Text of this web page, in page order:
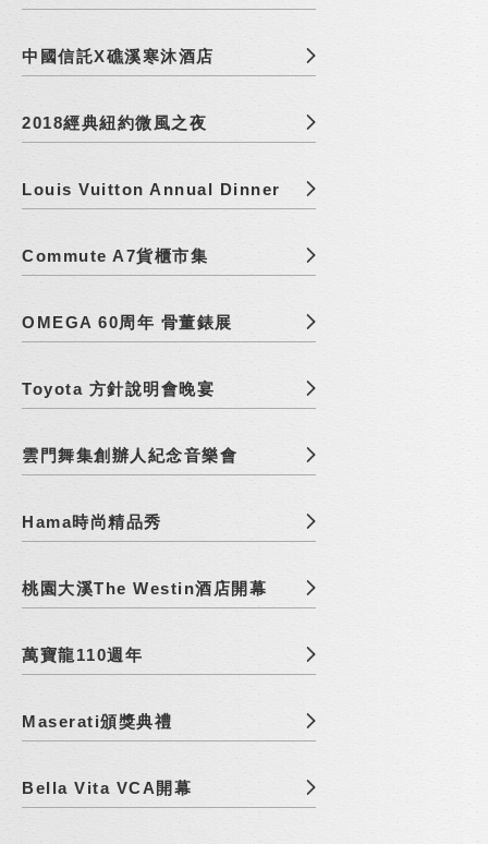
中國信託X礁溪寒沐酒店
2018經典紐約微風之夜
Louis Vuitton Annual Dinner
Commute A7貨櫃市集
OMEGA 60周年 骨董錶展
Toyota 方針說明會晚宴
雲門舞集創辦人紀念音樂會
Hama時尚精品秀
桃園大溪The Westin酒店開幕
萬寶龍110週年
Maserati頒獎典禮
Bella Vita VCA開幕